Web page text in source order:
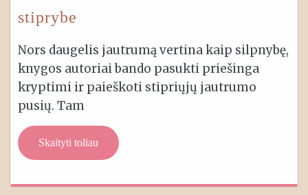
stiprybe
Nors daugelis jautrumą vertina kaip silpnybę,
knygos autoriai bando pasukti priešinga
kryptimi ir paieškoti stipriųjų jautrumo
pusių. Tam
Skaityti toliau